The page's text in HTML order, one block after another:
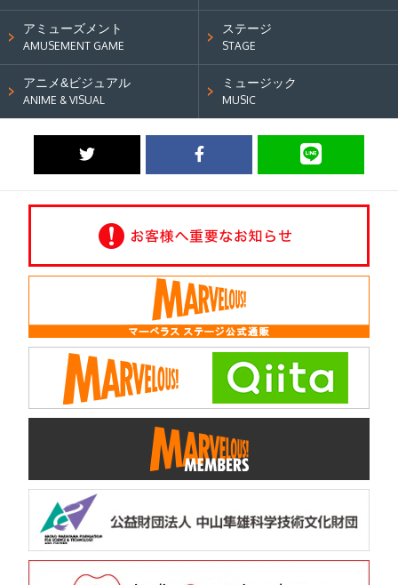
アミューズメント
AMUSEMENT GAME
ステージ
STAGE
アニメ&ビジュアル
ANIME & VISUAL
ミュージック
MUSIC